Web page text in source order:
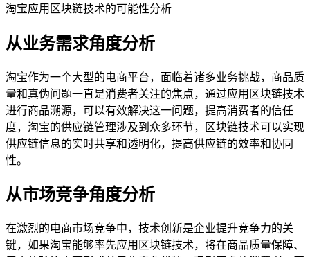
淘宝应用区块链技术的可能性分析
从业务需求角度分析
淘宝作为一个大型的电商平台，面临着诸多业务挑战，商品质
量和真伪问题一直是消费者关注的焦点，通过应用区块链技术
进行商品溯源，可以有效解决这一问题，提高消费者的信任
度，淘宝的供应链管理涉及到众多环节，区块链技术可以实现
供应链信息的实时共享和透明化，提高供应链的效率和协同
性。
从市场竞争角度分析
在激烈的电商市场竞争中，技术创新是企业提升竞争力的关
键，如果淘宝能够率先应用区块链技术，将在商品质量保障、